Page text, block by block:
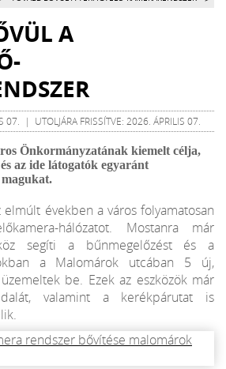
A
07. | UTOLJÁRA FRISSÍTVE: 2026. ÁPRILIS 07.
Önkormányzatának kiemelt célja,
az ide látogatók egyaránt
években a város folyamatosan
hálózatot. Mostanra már
segíti a bűnmegelőzést és a
a Malomárok utcában 5 új,
be. Ezek az eszközök már
valamint a kerékpárutat is